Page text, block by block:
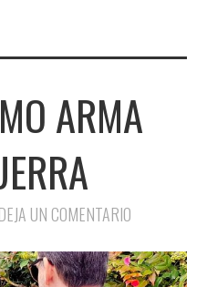
ARMA
DEJA UN COMENTARIO